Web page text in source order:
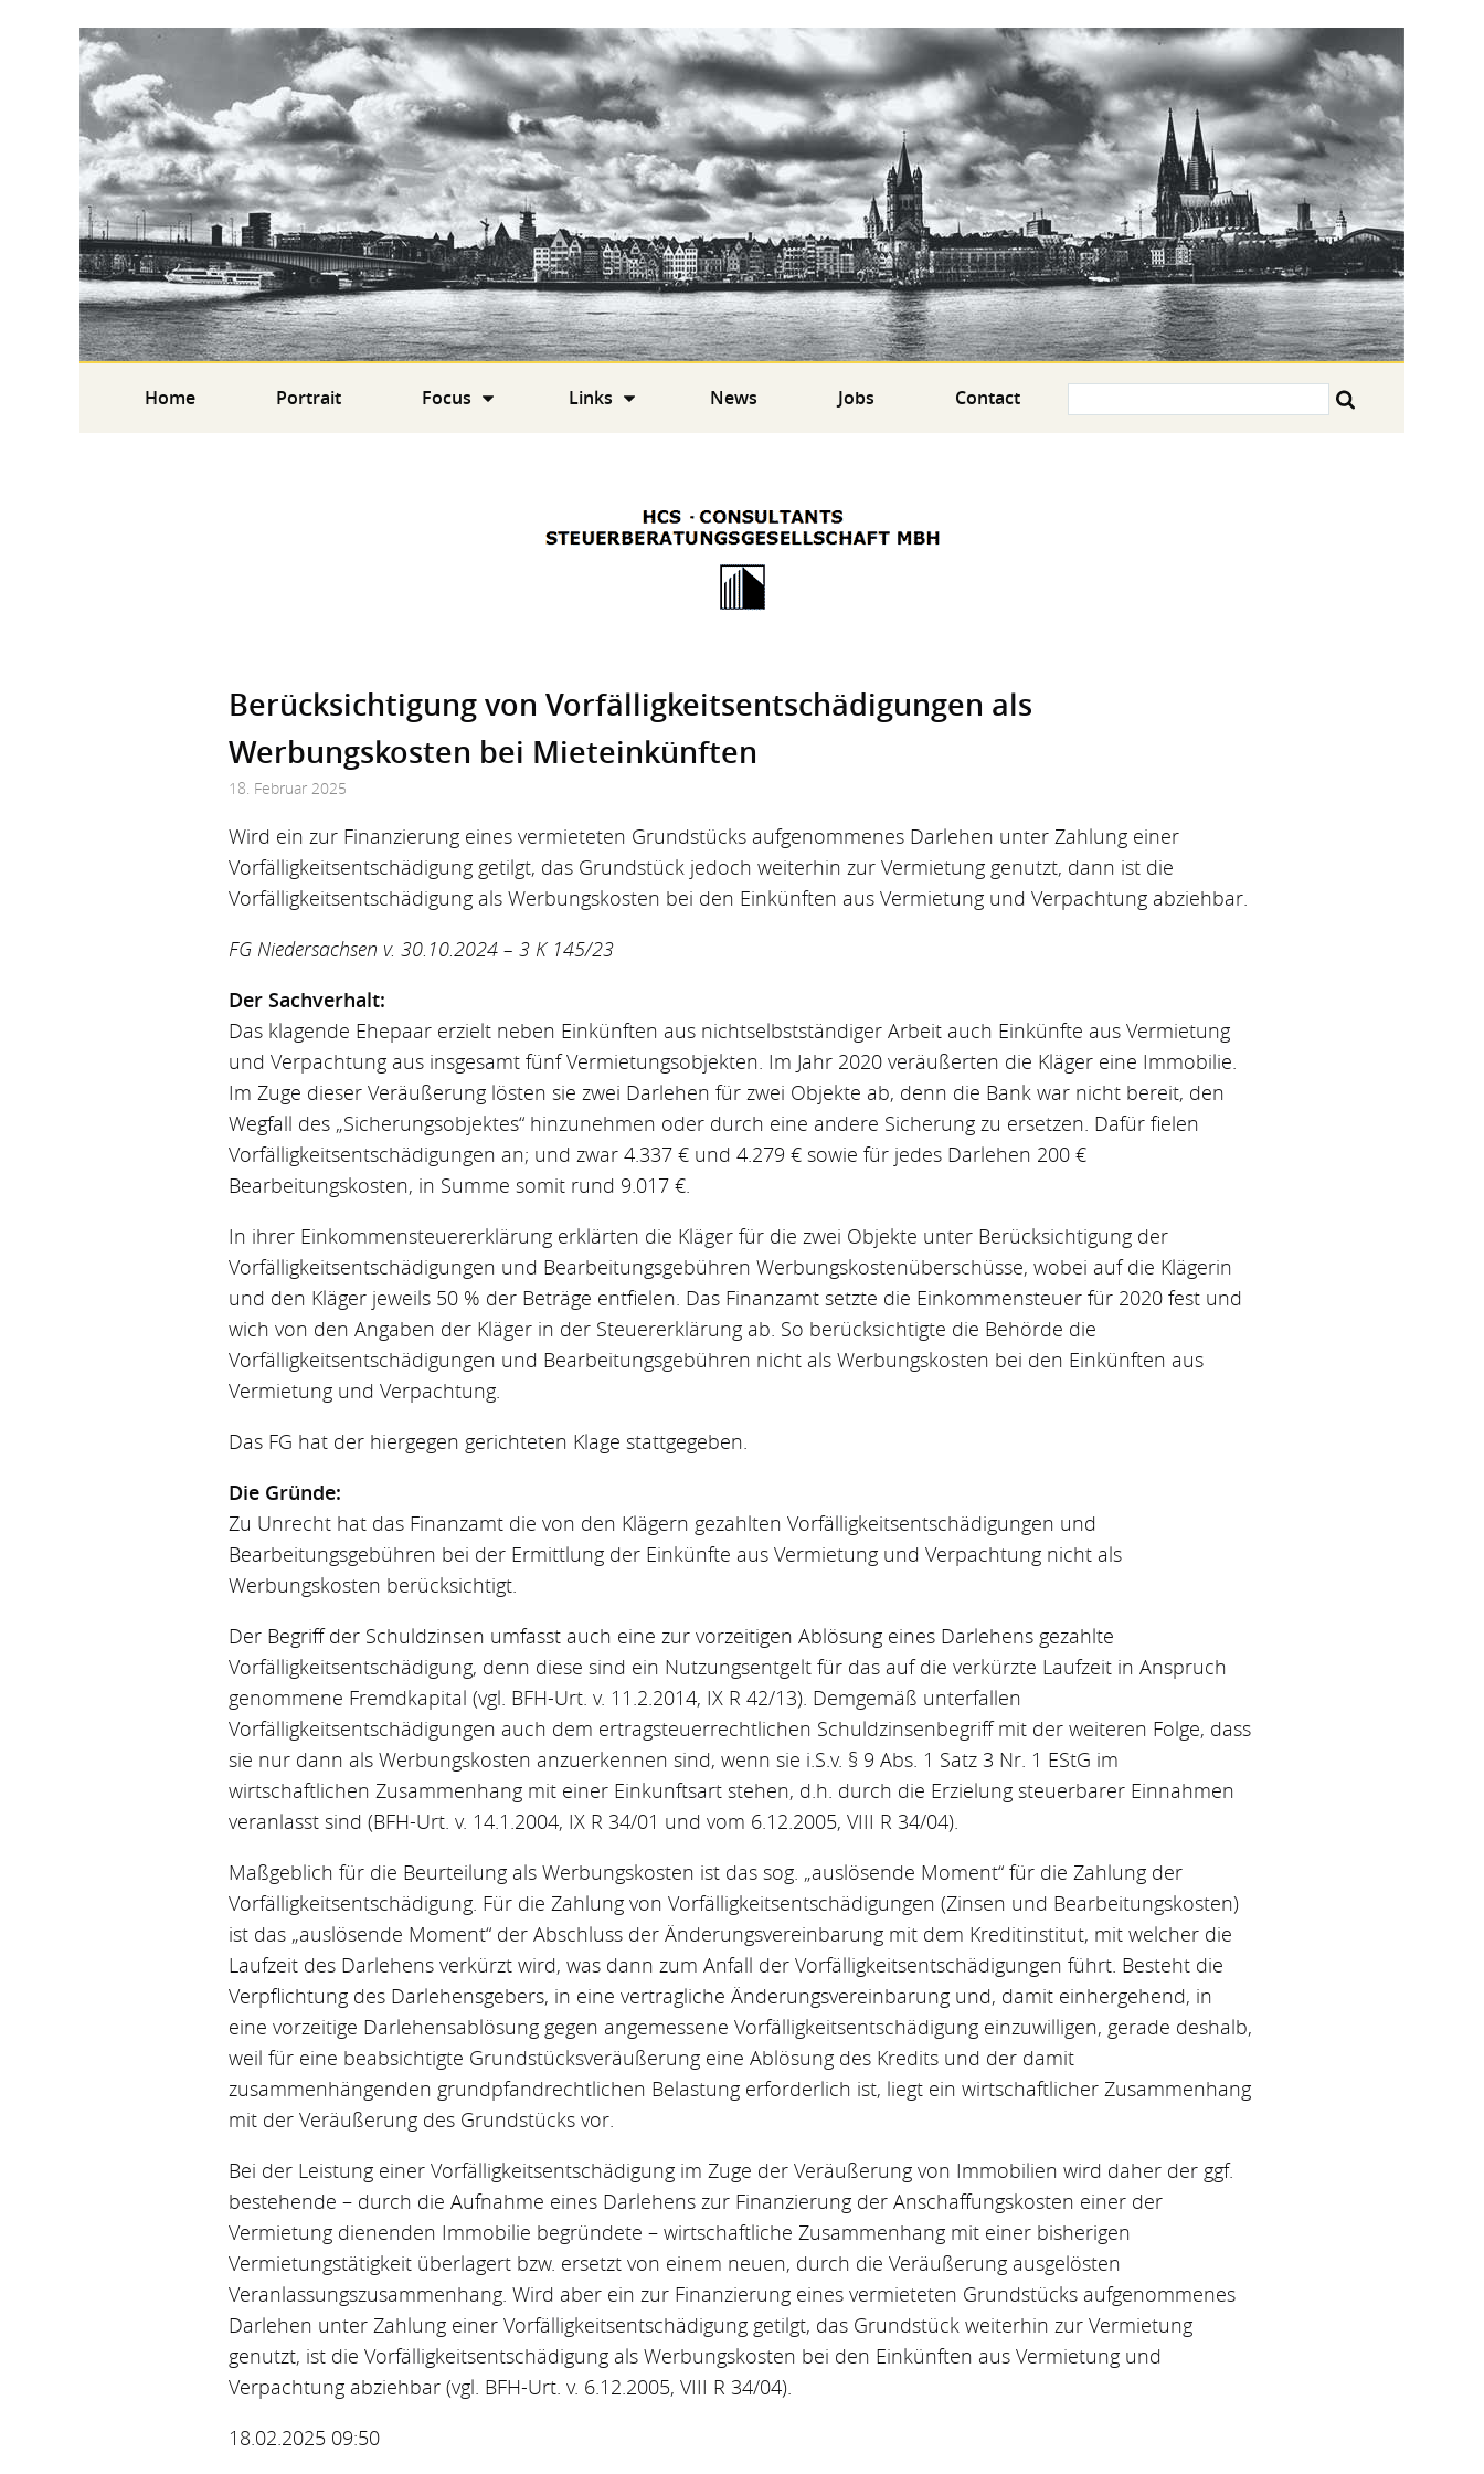
Home Portrait Focus Links News Jobs Contact
Berücksichtigung von Vorfälligkeitsentschädigungen als
Werbungskosten bei Mieteinkünften
18. Februar 2025
Wird ein zur Finanzierung eines vermieteten Grundstücks aufgenommenes Darlehen unter Zahlung einer
Vorfälligkeitsentschädigung getilgt, das Grundstück jedoch weiterhin zur Vermietung genutzt, dann ist die
Vorfälligkeitsentschädigung als Werbungskosten bei den Einkünften aus Vermietung und Verpachtung abziehbar.
FG Niedersachsen v. 30.10.2024 – 3 K 145/23
Der Sachverhalt:
Das klagende Ehepaar erzielt neben Einkünften aus nichtselbstständiger Arbeit auch Einkünfte aus Vermietung
und Verpachtung aus insgesamt fünf Vermietungsobjekten. Im Jahr 2020 veräußerten die Kläger eine Immobilie.
Im Zuge dieser Veräußerung lösten sie zwei Darlehen für zwei Objekte ab, denn die Bank war nicht bereit, den
Wegfall des „Sicherungsobjektes“ hinzunehmen oder durch eine andere Sicherung zu ersetzen. Dafür fielen
Vorfälligkeitsentschädigungen an; und zwar 4.337 € und 4.279 € sowie für jedes Darlehen 200 €
Bearbeitungskosten, in Summe somit rund 9.017 €.
In ihrer Einkommensteuererklärung erklärten die Kläger für die zwei Objekte unter Berücksichtigung der
Vorfälligkeitsentschädigungen und Bearbeitungsgebühren Werbungskostenüberschüsse, wobei auf die Klägerin
und den Kläger jeweils 50 % der Beträge entfielen. Das Finanzamt setzte die Einkommensteuer für 2020 fest und
wich von den Angaben der Kläger in der Steuererklärung ab. So berücksichtigte die Behörde die
Vorfälligkeitsentschädigungen und Bearbeitungsgebühren nicht als Werbungskosten bei den Einkünften aus
Vermietung und Verpachtung.
Das FG hat der hiergegen gerichteten Klage stattgegeben.
Die Gründe:
Zu Unrecht hat das Finanzamt die von den Klägern gezahlten Vorfälligkeitsentschädigungen und
Bearbeitungsgebühren bei der Ermittlung der Einkünfte aus Vermietung und Verpachtung nicht als
Werbungskosten berücksichtigt.
Der Begriff der Schuldzinsen umfasst auch eine zur vorzeitigen Ablösung eines Darlehens gezahlte
Vorfälligkeitsentschädigung, denn diese sind ein Nutzungsentgelt für das auf die verkürzte Laufzeit in Anspruch
genommene Fremdkapital (vgl. BFH-Urt. v. 11.2.2014, IX R 42/13). Demgemäß unterfallen
Vorfälligkeitsentschädigungen auch dem ertragsteuerrechtlichen Schuldzinsenbegriff mit der weiteren Folge, dass
sie nur dann als Werbungskosten anzuerkennen sind, wenn sie i.S.v. § 9 Abs. 1 Satz 3 Nr. 1 EStG im
wirtschaftlichen Zusammenhang mit einer Einkunftsart stehen, d.h. durch die Erzielung steuerbarer Einnahmen
veranlasst sind (BFH-Urt. v. 14.1.2004, IX R 34/01 und vom 6.12.2005, VIII R 34/04).
Maßgeblich für die Beurteilung als Werbungskosten ist das sog. „auslösende Moment“ für die Zahlung der
Vorfälligkeitsentschädigung. Für die Zahlung von Vorfälligkeitsentschädigungen (Zinsen und Bearbeitungskosten)
ist das „auslösende Moment“ der Abschluss der Änderungsvereinbarung mit dem Kreditinstitut, mit welcher die
Laufzeit des Darlehens verkürzt wird, was dann zum Anfall der Vorfälligkeitsentschädigungen führt. Besteht die
Verpflichtung des Darlehensgebers, in eine vertragliche Änderungsvereinbarung und, damit einhergehend, in
eine vorzeitige Darlehensablösung gegen angemessene Vorfälligkeitsentschädigung einzuwilligen, gerade deshalb,
weil für eine beabsichtigte Grundstücksveräußerung eine Ablösung des Kredits und der damit
zusammenhängenden grundpfandrechtlichen Belastung erforderlich ist, liegt ein wirtschaftlicher Zusammenhang
mit der Veräußerung des Grundstücks vor.
Bei der Leistung einer Vorfälligkeitsentschädigung im Zuge der Veräußerung von Immobilien wird daher der ggf.
bestehende – durch die Aufnahme eines Darlehens zur Finanzierung der Anschaffungskosten einer der
Vermietung dienenden Immobilie begründete – wirtschaftliche Zusammenhang mit einer bisherigen
Vermietungstätigkeit überlagert bzw. ersetzt von einem neuen, durch die Veräußerung ausgelösten
Veranlassungszusammenhang. Wird aber ein zur Finanzierung eines vermieteten Grundstücks aufgenommenes
Darlehen unter Zahlung einer Vorfälligkeitsentschädigung getilgt, das Grundstück weiterhin zur Vermietung
genutzt, ist die Vorfälligkeitsentschädigung als Werbungskosten bei den Einkünften aus Vermietung und
Verpachtung abziehbar (vgl. BFH-Urt. v. 6.12.2005, VIII R 34/04).
18.02.2025 09:50